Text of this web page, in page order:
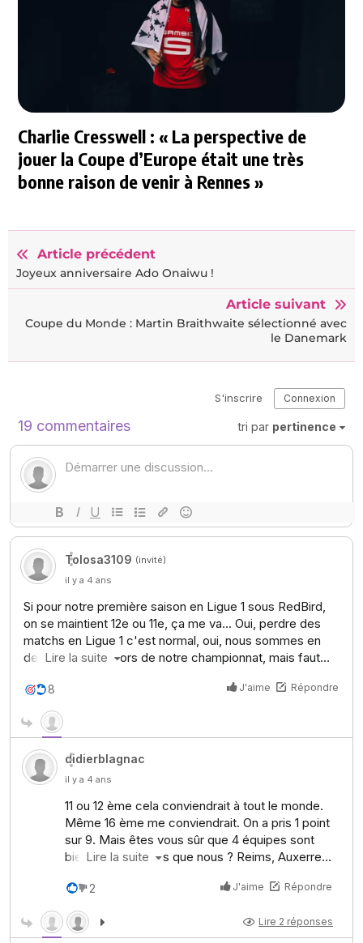
Charlie Cresswell : « La perspective de
jouer la Coupe d’Europe était une très
bonne raison de venir à Rennes »
Article précédent
Joyeux anniversaire Ado Onaiwu !
Article suivant
Coupe du Monde : Martin Braithwaite sélectionné avec
le Danemark